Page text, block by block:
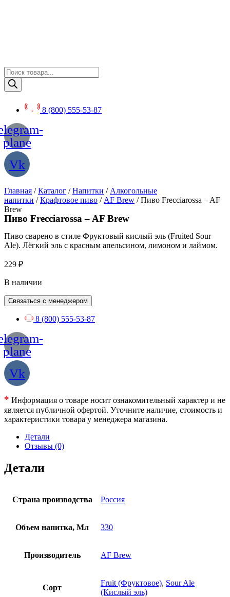
Поиск
товаров
8 (800) 555-53-87
plane
Vk
Главная /Каталог /Напитки / Алкогольные
напитки /Крафтовое пиво / AF Brew / Пиво Frecciarossa – AF
Brew
Пиво Frecciarossa – AF Brew
Пиво сварено в стиле Фруктовый кислый эль (Fruited Sour
Ale). Лёгкий эль с красным апельсином, лимоном и лаймом.
229 ₽
В наличии
Связаться с менеджером
8 (800) 555-53-87
plane
Vk
* Информация о товаре носит ознакомительный характер и не
является публичной офертой. Уточните наличие, стоимость и
характеристики товара у менеджера магазина.
Детали
Отзывы (0)
Детали
Страна производства Россия
Объем напитка, Мл 330
Производитель AF Brew
Сорт
Fruit (Фруктовое), Sour Ale
(Кислый эль)